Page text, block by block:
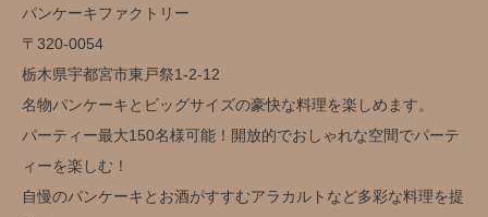
パンケーキファクトリー
〒320-0054
栃木県宇都宮市東戸祭1-2-12
名物パンケーキとビッグサイズの豪快な料理を楽しめます。
パーティー最大150名様可能！開放的でおしゃれな空間でパーテ
ィーを楽しむ！
自慢のパンケーキとお酒がすすむアラカルトなど多彩な料理を提